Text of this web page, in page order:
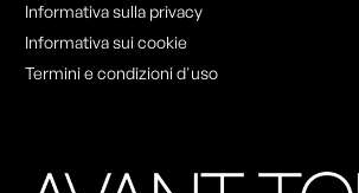
Informativa sulla privacy
Informativa sui cookie
Termini e condizioni d'uso